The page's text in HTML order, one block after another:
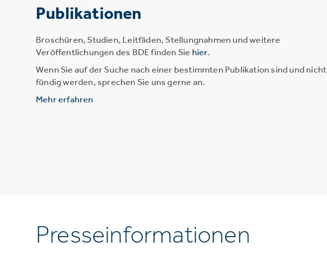
Publikationen
Broschüren, Studien, Leitfäden, Stellungnahmen und weitere
Veröffentlichungen des BDE finden Sie hier.
Wenn Sie auf der Suche nach einer bestimmten Publikation sind und nicht
fündig werden, sprechen Sie uns gerne an.
Mehr erfahren
Presseinformationen